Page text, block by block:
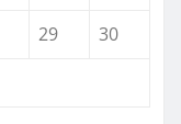
29
30